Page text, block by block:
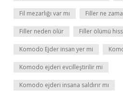
Fil mezarlığı var mı Filler ne
Filler neden ölür Filler ölümü
Komodo Ejder insan yer mi
Komodo ejderi evcilleştirilir mi
Komodo ejderi insana saldırır mı